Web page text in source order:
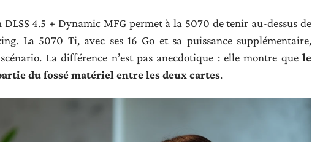
4.5 + Dynamic MFG permet à la 5070 de tenir au-dessus de
La 5070 Ti, avec ses 16 Go et sa puissance supplémentaire,
La différence n’est pas anecdotique : elle montre que le
du fossé matériel entre les deux cartes.